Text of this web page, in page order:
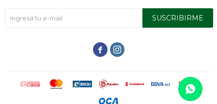
SUSCRIBIRME
 